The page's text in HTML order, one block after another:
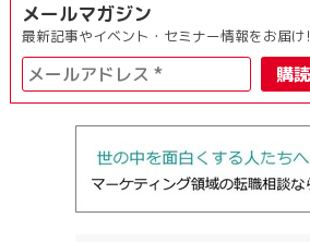
メールマガジン
最新記事やイベント・セミナー情報をお届け!